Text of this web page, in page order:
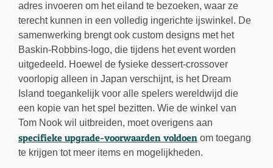
adres invoeren om het eiland te bezoeken, waar ze
terecht kunnen in een volledig ingerichte ijswinkel. De
samenwerking brengt ook custom designs met het
Baskin-Robbins-logo, die tijdens het event worden
uitgedeeld. Hoewel de fysieke dessert-crossover
voorlopig alleen in Japan verschijnt, is het Dream
Island toegankelijk voor alle spelers wereldwijd die
een kopie van het spel bezitten. Wie de winkel van
Tom Nook wil uitbreiden, moet overigens aan
specifieke upgrade-voorwaarden voldoen om toegang
te krijgen tot meer items en mogelijkheden.